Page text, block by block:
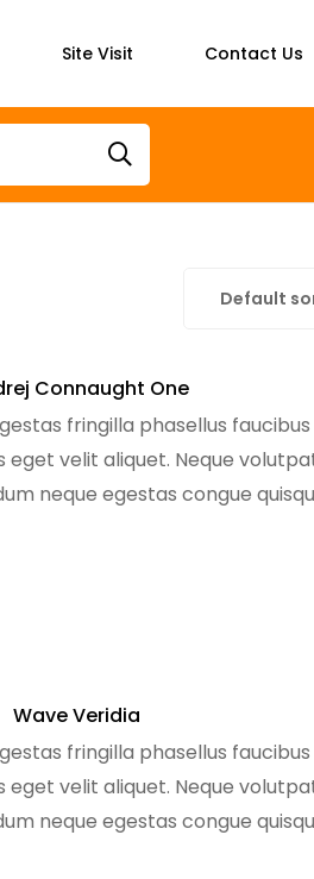
Site Visit
Contact Us
Default
Connaught One
fringilla phasellus
eget velit aliquet. Neque
neque egestas congue
Dignissim sodales ut eu sem.
Wave Veridia
fringilla phasellus
eget velit aliquet. Neque
neque egestas congue
Dignissim sodales ut eu sem.